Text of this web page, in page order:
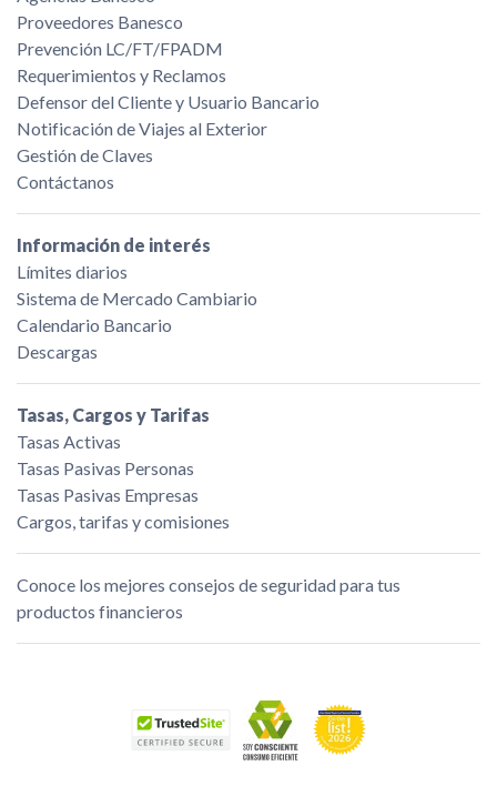
Proveedores Banesco
Prevención LC/FT/FPADM
Requerimientos y Reclamos
Defensor del Cliente y Usuario Bancario
Notificación de Viajes al Exterior
Gestión de Claves
Contáctanos
Información de interés
Límites diarios
Sistema de Mercado Cambiario
Calendario Bancario
Descargas
Tasas, Cargos y Tarifas
Tasas Activas
Tasas Pasivas Personas
Tasas Pasivas Empresas
Cargos, tarifas y comisiones
Conoce los mejores consejos de seguridad para tus
productos financieros